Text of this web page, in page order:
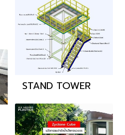
STAND TOWER